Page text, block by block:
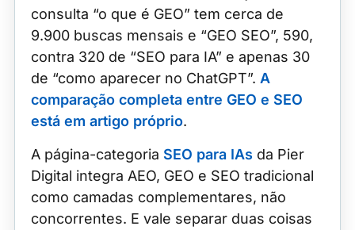
consulta “o que é GEO” tem cerca de
9.900 buscas mensais e “GEO SEO”, 590,
contra 320 de “SEO para IA” e apenas 30
de “como aparecer no ChatGPT”. A
comparação completa entre GEO e SEO
está em artigo próprio.
A página-categoria SEO para IAs da Pier
Digital integra AEO, GEO e SEO tradicional
como camadas complementares, não
concorrentes. E vale separar duas coisas